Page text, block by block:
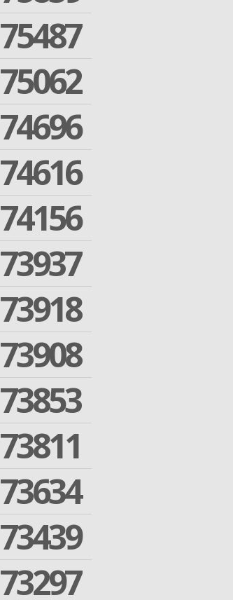
75487
75062
74696
74616
74156
73937
73918
73908
73853
73811
73634
73439
73297